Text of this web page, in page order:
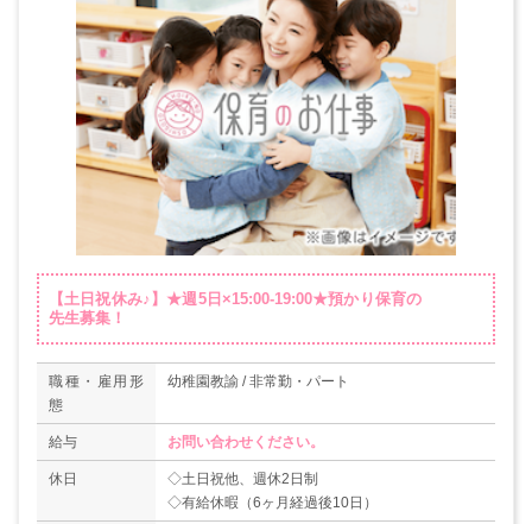
【土日祝休み♪】★週5日×15:00-19:00★預かり保育の
先生募集！
職種・雇用形
態
幼稚園教諭 / 非常勤・パート
給与 お問い合わせください。
休日
◇土日祝他、週休2日制
◇有給休暇（6ヶ月経過後10日）